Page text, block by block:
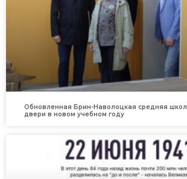
Обновленная Брин-Наволоцкая средняя
двери в новом учебном году